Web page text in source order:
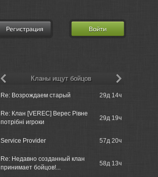
Регистрация Войти
Re: Возрождаем старый 29д 14ч
Re: Клан [VEREC] Верес Рівне
потрібні игроки
29д 19ч
Service Provider 57д 20ч
Re: Недавно созданный клан
принимает бойцов!...
58д 13ч
Кланы ищут бойцов